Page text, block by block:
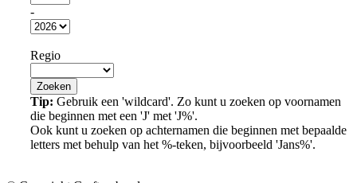
-
Regio
Tip: Gebruik een 'wildcard'. Zo kunt u zoeken op voornamen
die beginnen met een 'J' met 'J%'.
Ook kunt u zoeken op achternamen die beginnen met bepaalde
letters met behulp van het %-teken, bijvoorbeeld 'Jans%'.